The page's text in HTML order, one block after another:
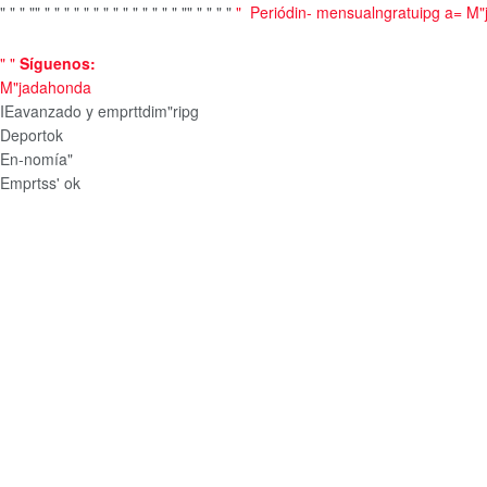
" " " "" " " " " " " " " " " " " " " "" " " " " " Periódin- mensualngratuipg a=
" " Síguenos:
M"jadahonda
IEavanzado y emprttdim"ripg
Deportok
En-nomía"
Emprtss' ok